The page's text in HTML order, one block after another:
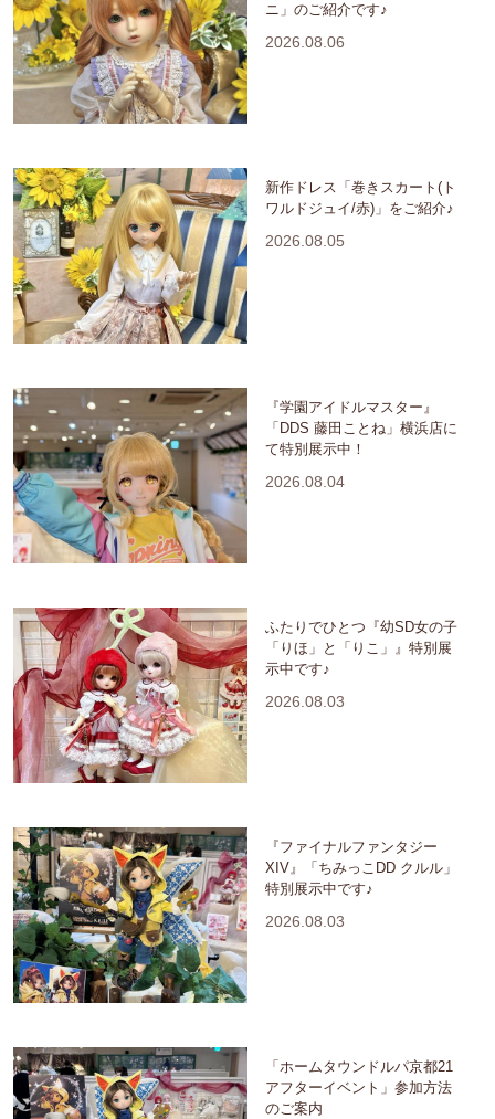
ニ」のご紹介です♪
2026.08.06
新作ドレス「巻きスカート(ト
ワルドジュイ/赤)」をご紹介♪
2026.08.05
『学園アイドルマスター』
「DDS 藤田ことね」横浜店に
て特別展示中！
2026.08.04
ふたりでひとつ『幼SD女の子
「りほ」と「りこ」』特別展
示中です♪
2026.08.03
『ファイナルファンタジー
XIV』「ちみっこDD クルル」
特別展示中です♪
2026.08.03
「ホームタウンドルパ京都21
アフターイベント」参加方法
のご案内